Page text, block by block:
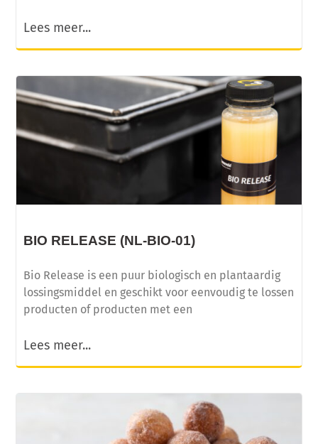
Lees meer...
BIO RELEASE (NL-BIO-01)
Bio Release is een puur biologisch en plantaardig
lossingsmiddel en geschikt voor eenvoudig te lossen
producten of producten met een
Lees meer...